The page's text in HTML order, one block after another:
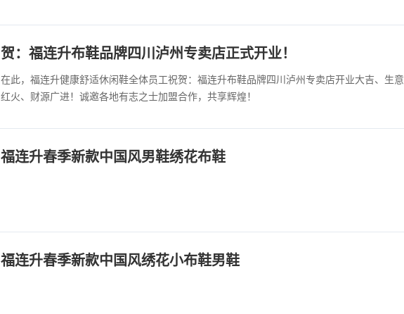
贺：福连升布鞋品牌四川泸州专卖店正式开业！
在此，福连升健康舒适休闲鞋全体员工祝贺：福连升布鞋品牌四川泸州专卖店开业大吉、生意
红火、财源广进！诚邀各地有志之士加盟合作，共享辉煌！
福连升春季新款中国风男鞋绣花布鞋
福连升春季新款中国风绣花小布鞋男鞋